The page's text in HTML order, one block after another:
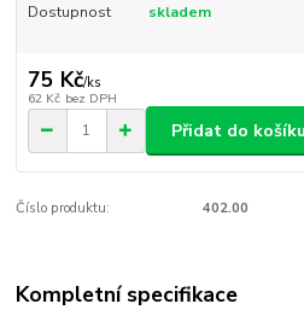
Dostupnost skladem
75 Kč/ks
62 Kč bez DPH
Přidat do košíku
Číslo produktu: 402.00
Kompletní specifikace